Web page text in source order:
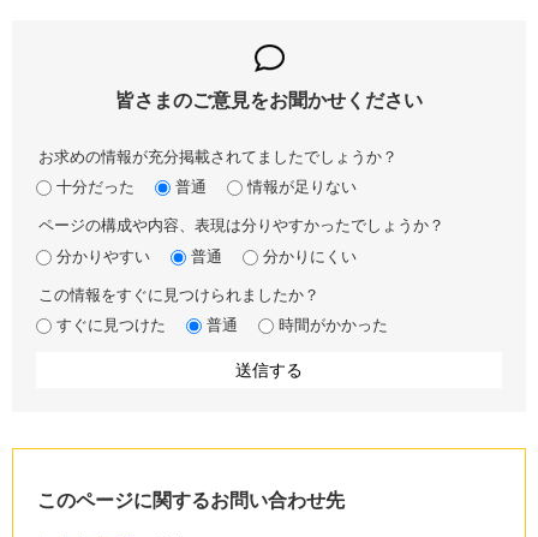
皆さまのご意見をお聞かせください
お求めの情報が充分掲載されてましたでしょうか？
十分だった
普通 情報が足りない
ページの構成や内容、表現は分りやすかったでしょうか？
分かりやすい
普通 分かりにくい
この情報をすぐに見つけられましたか？
すぐに見つけた
普通 時間がかかった
このページに関するお問い合わせ先